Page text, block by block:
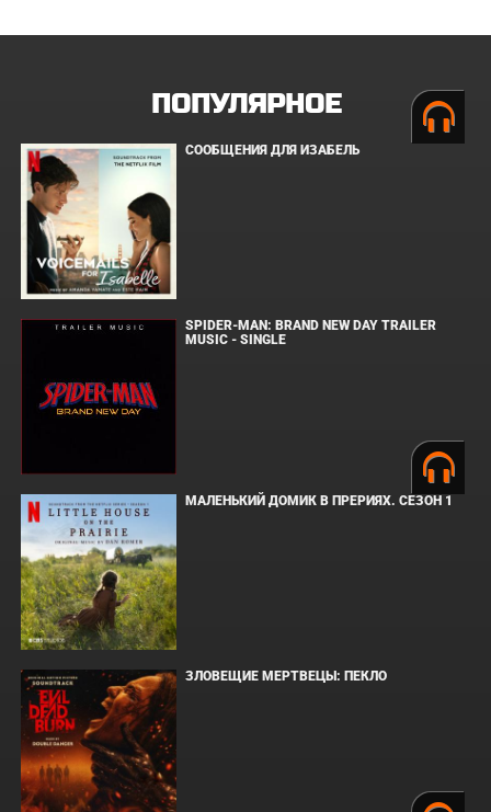
ПОПУЛЯРНОЕ
СООБЩЕНИЯ ДЛЯ ИЗАБЕЛЬ
SPIDER-MAN: BRAND NEW DAY TRAILER
MUSIC - SINGLE
МАЛЕНЬКИЙ ДОМИК В ПРЕРИЯХ. СЕЗОН 1
ЗЛОВЕЩИЕ МЕРТВЕЦЫ: ПЕКЛО